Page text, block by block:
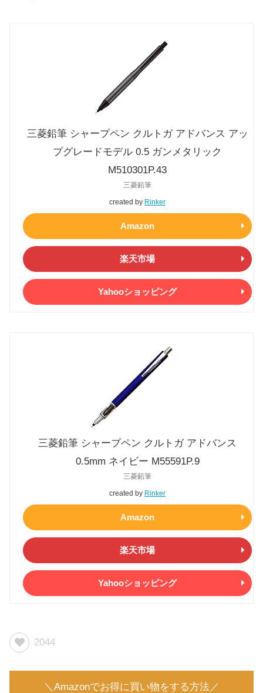
三菱鉛筆 シャープペン クルトガ アドバンス アッ
プグレードモデル 0.5 ガンメタリック
M510301P.43
created by Rinker
三菱鉛筆
Amazon
楽天市場
Yahooショッピング
三菱鉛筆 シャープペン クルトガ アドバンス
0.5mm ネイビー M55591P.9
created by Rinker
三菱鉛筆
Amazon
楽天市場
Yahooショッピング
2044
＼Amazonでお得に買い物をする方法／